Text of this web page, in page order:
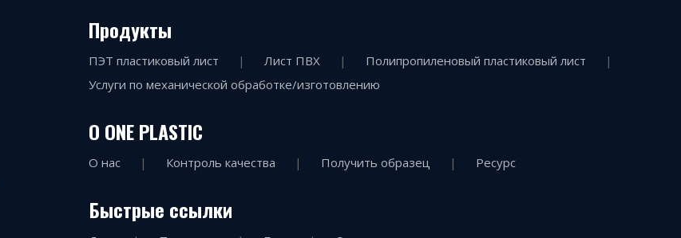
Продукты
ПЭТ пластиковый лист | Лист ПВХ | Полипропиленовый пластиковый лист
|
Услуги по механической обработке/изготовлению
О ONE PLASTIC
О нас | Контроль качества | Получить образец | Ресурс
Быстрые ссылки